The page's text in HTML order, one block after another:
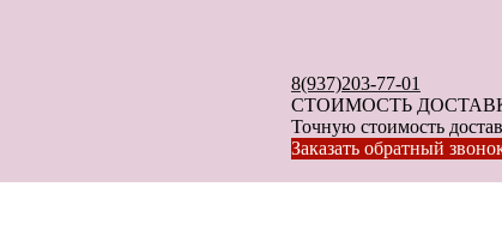
8(937)203-77-01
СТОИМОСТЬ
Точную стоимость
Заказать обратный